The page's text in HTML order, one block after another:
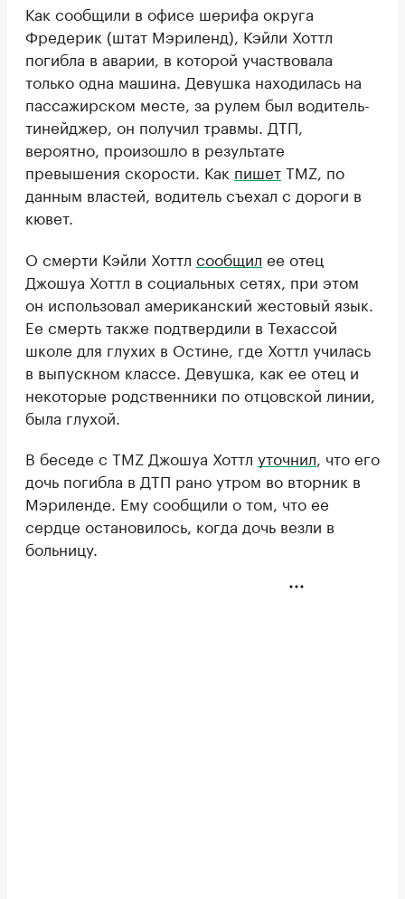
Как сообщили в офисе шерифа округа
Фредерик (штат Мэриленд), Кэйли Хоттл
погибла в аварии, в которой участвовала
только одна машина. Девушка находилась на
пассажирском месте, за рулем был водитель-
тинейджер, он получил травмы. ДТП,
вероятно, произошло в результате
превышения скорости. Как пишетTMZ, по
данным властей, водитель съехал с дороги в
кювет.
О смерти Кэйли Хоттл сообщил ее отец
Джошуа Хоттл в социальных сетях, при этом
он использовал американский жестовый язык.
Ее смерть также подтвердили в Техассой
школе для глухих в Остине, где Хоттл училась
в выпускном классе. Девушка, как ее отец и
некоторые родственники по отцовской линии,
была глухой.
В беседе с TMZ Джошуа Хоттл уточнил , что его
дочь погибла в ДТП рано утром во вторник в
Мэриленде. Ему сообщили о том, что ее
сердце остановилось, когда дочь везли в
больницу.